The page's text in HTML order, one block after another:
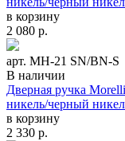
в корзину
2 080 р.
арт. MH-21 SN/BN-S
В наличии
Дверная ручка
никель/черный
в корзину
2 330 р.